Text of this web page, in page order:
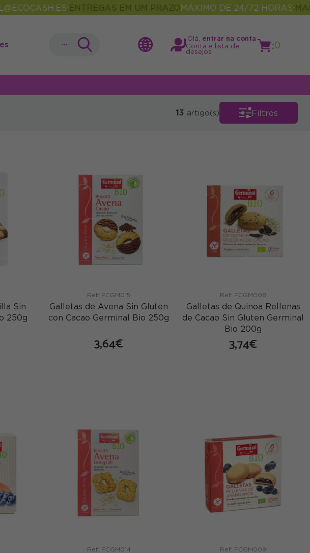
•ENTREGAS EM UM PRAZOMÁXIMO DE 24/72 HORAS• MAIS
... Olá,
entrar na conta
Conta e lista de
desejos
:0
13 artigo(s) Filtros
Sin
250g
Ref: FCGM015
Galletas de Avena Sin Gluten
con Cacao Germinal Bio 250g
3,64€
Ref: FCGM008
Galletas de Quinoa Rellenas
de Cacao Sin Gluten Germinal
Bio 200g
3,74€
Ref: FCGM014 Ref: FCGM009